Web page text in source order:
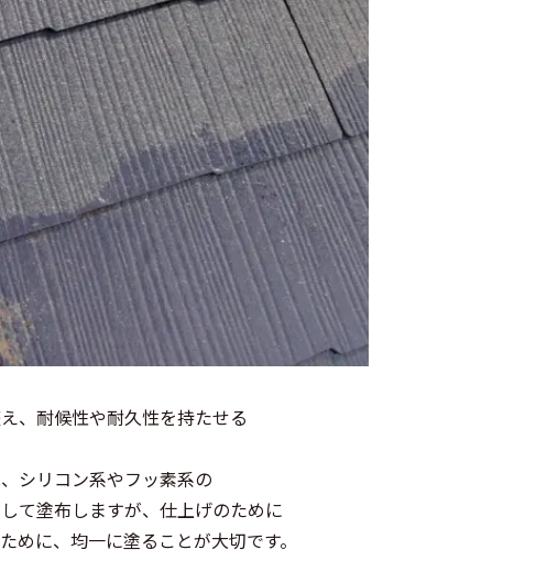
、耐候性や耐久性を持たせる
シリコン系やフッ素系の
て塗布しますが、仕上げのために
に、均一に塗ることが大切です。